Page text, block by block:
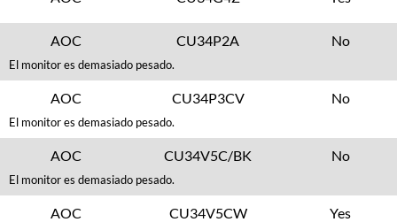
AOC CU34P2A No
El monitor es demasiado pesado.
AOC CU34P3CV No
El monitor es demasiado pesado.
AOC CU34V5C/BK No
El monitor es demasiado pesado.
AOC CU34V5CW Yes